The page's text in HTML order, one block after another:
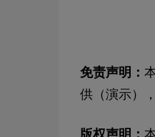
免责声明：
供（演示）
版权声明：